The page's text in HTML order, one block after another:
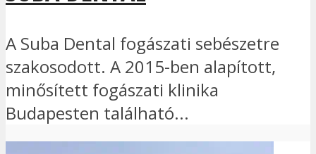
A Suba Dental fogászati sebészetre
szakosodott. A 2015-ben alapított,
minősített fogászati klinika
Budapesten található...